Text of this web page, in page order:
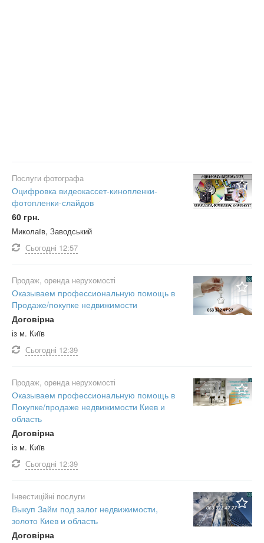
Послуги фотографа
Оцифровка видеокассет-кинопленки-
фотопленки-слайдов
60 грн.
Миколаїв, Заводський
Сьогодні 12:57
Продаж, оренда нерухомості
Оказываем профессиональную помощь в
Продаже/покупке недвижимости
Договірна
із м. Київ
Сьогодні 12:39
Продаж, оренда нерухомості
Оказываем профессиональную помощь в
Покупке/продаже недвижимости Киев и
область
Договірна
із м. Київ
Сьогодні 12:39
Інвестиційні послуги
Выкуп Займ под залог недвижимости,
золото Киев и область
Договірна